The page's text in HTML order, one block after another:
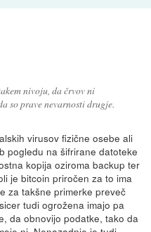
nivoju, da črvov ni
so prave nevarnosti drugje.
virusov fizične osebe ali
pogledu na šifrirane datoteke
kopija oziroma backup ter
je bitcoin priročen za to ima
za takšne primerke preveč
tudi ogrožena imajo pa
da obnovijo podatke, tako da